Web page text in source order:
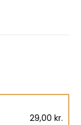
29,00 kr.